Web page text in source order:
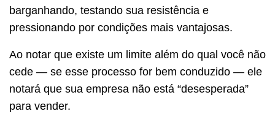
barganhando, testando sua resistência e
pressionando por condições mais vantajosas.
Ao notar que existe um limite além do qual você não
cede — se esse processo for bem conduzido — ele
notará que sua empresa não está “desesperada”
para vender.